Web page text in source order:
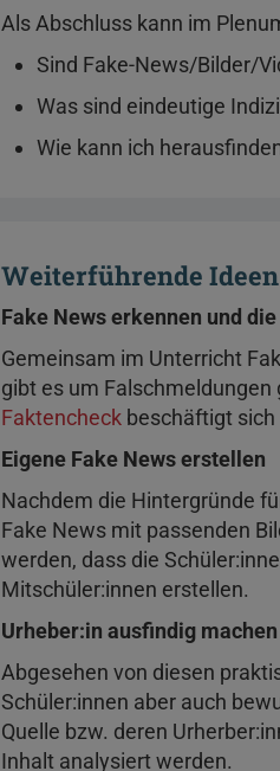
Als Abschluss kann im
Sind Fake-News/Bilder/
Was sind eindeutige
Wie kann ich
Weiterführende Ideen
Fake News erkennen und
Gemeinsam im Unterricht
gibt es um
Faktencheck beschäftigt
Eigene Fake News erstellen
Nachdem die Hintergründe
Fake News mit passenden
werden, dass die
Mitschüler:innen erstellen.
Urheber:in ausfindig machen
Abgesehen von diesen
Schüler:innen aber auch
Quelle bzw. deren
Inhalt analysiert werden.